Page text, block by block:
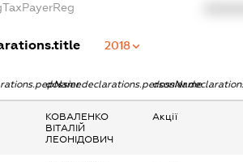
2018
dossier.declarations.personName
КОВАЛЕНКО
ВІТАЛІЙ
ЛЕОНІДОВИЧ
Акції